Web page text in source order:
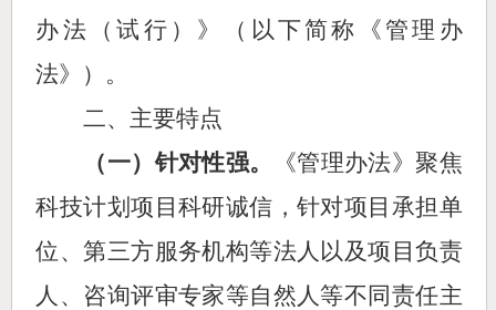
办法（试行）》（以下简称《管理办
法》）。
二、主要特点
（一）针对性强。
《管理办法》 聚焦
科技计划项目科研诚信，针对项目承担单
位、第三方服务机构等法人以及项目负责
人、咨询评审专家等自然人等不同责任主